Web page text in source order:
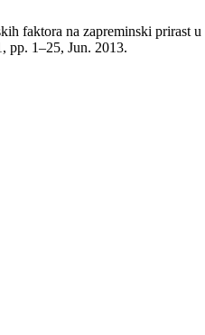
faktora na zapreminski prirast
pp. 1–25, Jun. 2013.